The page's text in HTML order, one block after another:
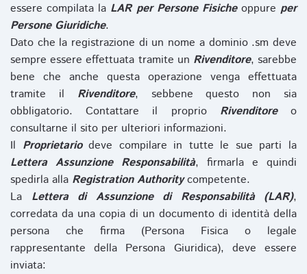
essere compilata la LAR per Persone Fisicheoppure per
Persone Giuridiche.
Dato che la registrazione di un nome a dominio .sm deve
sempre essere effettuata tramite un Rivenditore, sarebbe
bene che anche questa operazione venga effettuata
tramite il Rivenditore, sebbene questo non sia
obbligatorio. Contattare il proprio Rivenditoreo
consultarne il sito per ulteriori informazioni.
Il Proprietariodeve compilare in tutte le sue parti la
Lettera Assunzione Responsabilità, firmarla e quindi
spedirla alla Registration Authoritycompetente.
La Lettera di Assunzione di Responsabilità (LAR),
corredata da una copia di un documento di identità della
persona che firma (Persona Fisica o legale
rappresentante della Persona Giuridica), deve essere
inviata: